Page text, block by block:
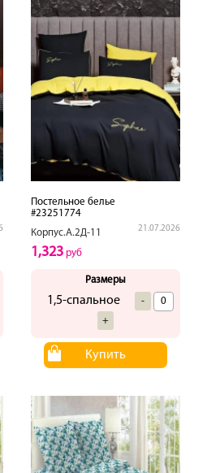
Постельное белье
#23251774
Корпус.А.2Д-11
21.07.2026
1,323руб
Размеры
1,5-спальное
-
+
Купить